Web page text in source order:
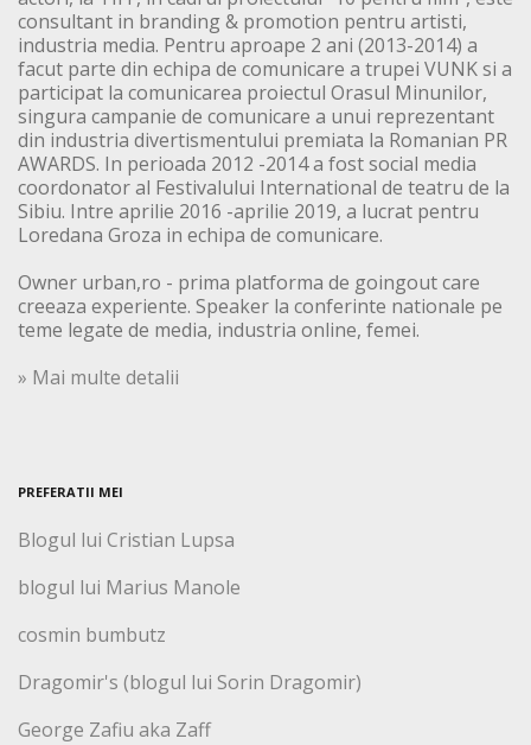
consultant in branding & promotion pentru artisti,
industria media. Pentru aproape 2 ani (2013-2014) a
facut parte din echipa de comunicare a trupei VUNK si a
participat la comunicarea proiectul Orasul Minunilor,
singura campanie de comunicare a unui reprezentant
din industria divertismentului premiata la Romanian PR
AWARDS. In perioada 2012 -2014 a fost social media
coordonator al Festivalului International de teatru de la
Sibiu. Intre aprilie 2016 -aprilie 2019, a lucrat pentru
Loredana Groza in echipa de comunicare.
Owner urban,ro - prima platforma de goingout care
creeaza experiente. Speaker la conferinte nationale pe
teme legate de media, industria online, femei.
» Mai multe detalii
PREFERATII MEI
Blogul lui Cristian Lupsa
blogul lui Marius Manole
cosmin bumbutz
Dragomir's (blogul lui Sorin Dragomir)
George Zafiu aka Zaff